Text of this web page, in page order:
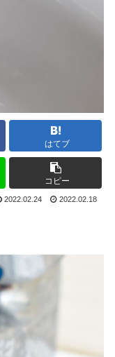
はてブ
コピー
2022.02.24 2022.02.18